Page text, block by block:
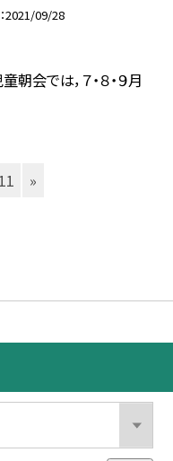
2021/09/28
会では，７・８・９月
11 »